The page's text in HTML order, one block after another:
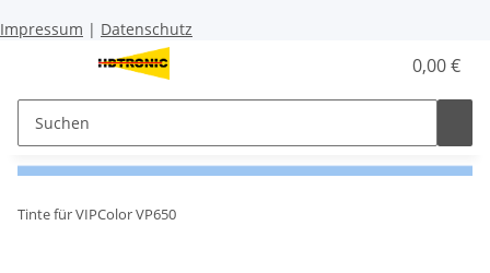
Impressum | Datenschutz
0,00 €
Tinte für VIPColor VP650